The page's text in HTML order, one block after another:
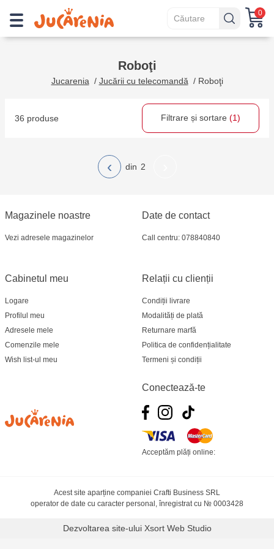
0
Roboţi
Jucarenia / Jucării cu telecomandă / Roboţi
36 produse Filtrare și sortare (1)
‹ 2
Magazinele noastre
Vezi adresele magazinelor
Relații cu clienții
Condiții livrare
Modalități de plată
Returnare marfă
Politica de confidențialitate
Termeni și condiții
Cabinetul meu
Logare
Profilul meu
Adresele mele
Comenzile mele
Wish list-ul meu
Date de contact
Call centru: 078840840
Conectează-te
Acceptăm plăți online:
Acest site aparține companiei Crafti Business SRL
operator de date cu caracter personal, înregistrat cu № 0003428
Dezvoltarea site-ului Xsort Web Studio